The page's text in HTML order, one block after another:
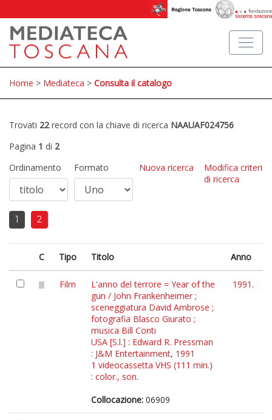
Home > Mediateca > Consulta il catalogo
Trovati 22record con la chiave di ricerca NAAUAF024756
Pagina 1 di 2
Ordinamento
Formato Nuova ricerca
Modifica criteri
di ricerca
1 2
C Tipo Titolo Anno
Film
L'anno del terrore = Year of the
gun / John Frankenheimer ;
sceneggiatura David Ambrose ;
fotografia Blasco Giurato ;
musica Bill Conti
USA [S.l.] : Edward R. Pressman
: J&M Entertainment, 1991
1 videocassetta VHS (111 min.)
: color., son.
Collocazione: 06909
1991.